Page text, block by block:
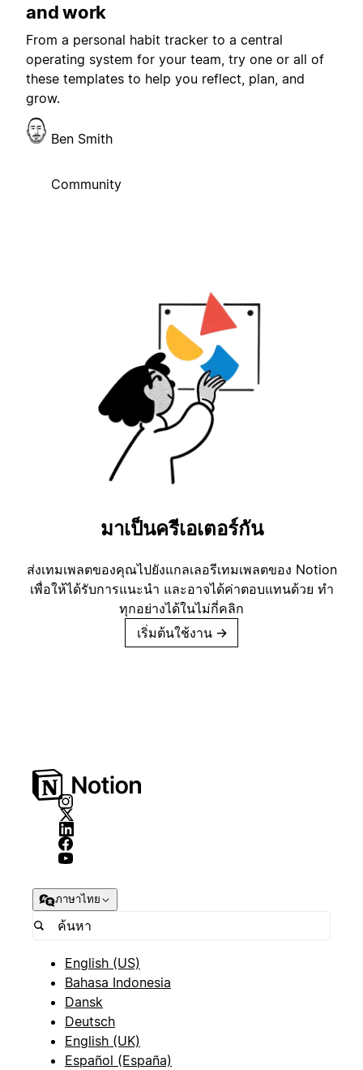
and work
From a personal habit tracker to a central
operating system for your team, try one or all of
these templates to help you reflect, plan, and
grow.
Ben Smith
Community
มาเป็นครีเอเตอร์กัน
ส่งเทมเพลตของคุณไปยังแกลเลอรีเทมเพลตของ Notion
เพื่อให้ได้รับการแนะนำ และอาจได้ค่าตอบแทนด้วย ทำ
ทุกอย่างได้ในไม่กี่คลิก
เริ่มต้นใช้งาน →
ภาษาไทย
English (US)
Bahasa Indonesia
Dansk
Deutsch
English (UK)
Español (España)